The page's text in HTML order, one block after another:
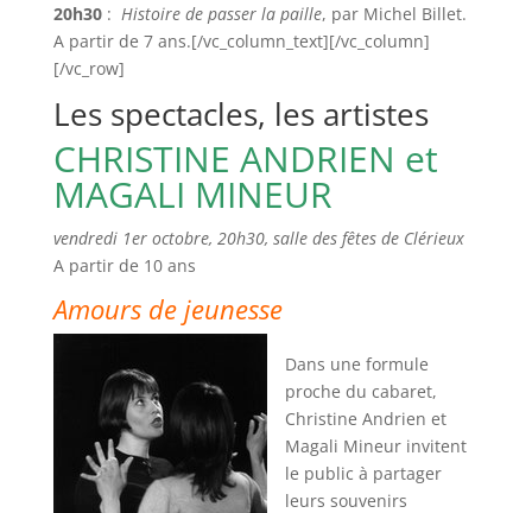
20h30: Histoire de passer la paille, par Michel Billet.
A partir de 7 ans.[/vc_column_text][/vc_column]
[/vc_row]
Les spectacles, les artistes
CHRISTINE ANDRIEN et
MAGALI MINEUR
vendredi 1er octobre, 20h30, salle des fêtes de Clérieux
A partir de 10 ans
Amours de jeunesse
Dans une formule
proche du cabaret,
Christine Andrien et
Magali Mineur invitent
le public à partager
leurs souvenirs